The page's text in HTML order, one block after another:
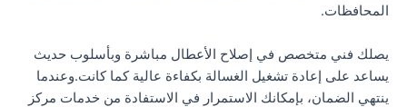
المحافظات.
يصلك فني متخصص في إصلاح الأعطال مباشرة وبأسلوب حديث
يساعد على إعادة تشغيل الغسالة بكفاءة عالية كما كانت.وعندما
ينتهي الضمان، بإمكانك الاستمرار في الاستفادة من خدمات مركز